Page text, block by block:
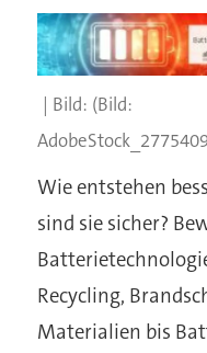
(Bild:
Wie entstehen
sind sie sicher?
Recycling,
Materialien bis